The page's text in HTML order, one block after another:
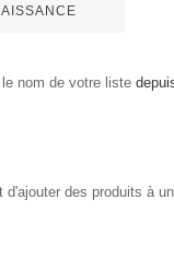
nom de votre liste
des produits à